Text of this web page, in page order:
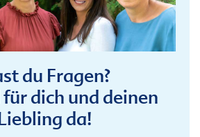
du Fragen?
dich und deinen
da!